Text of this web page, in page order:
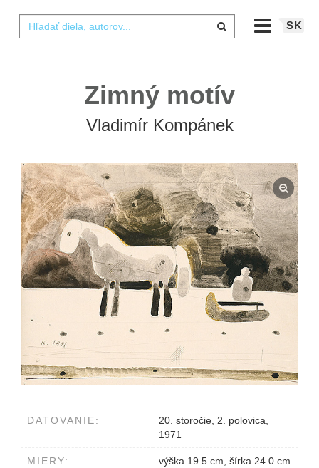
SK
Zimný motív
Vladimír Kompánek
DATOVANIE:
20. storočie, 2. polovica,
1971
MIERY: výška 19.5 cm, šírka 24.0 cm